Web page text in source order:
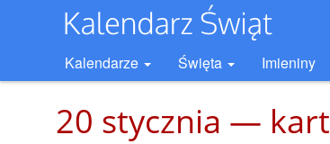
Kalendarze Święta Imieniny
20 stycznia —